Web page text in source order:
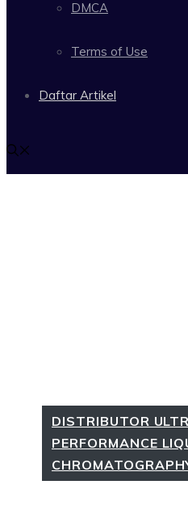
DMCA
Terms of Use
Daftar Artikel
DISTRIBUTOR
PERFORMANCE